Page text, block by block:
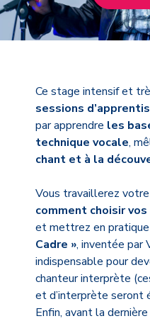
Ce stage intensif et
sessions
par apprendre les
technique vocale,
chant et à la
Vous travaillerez
comment choisir vos
et mettrez en pratique
Cadre », inventée par
indispensable pour
chanteur interprète
et d’interprète seront
Enfin, avant la